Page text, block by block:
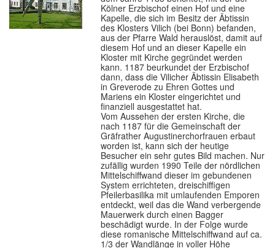
Kölner Erzbischof einen Hof und eine
Kapelle, die sich im Besitz der Äbtissin
des Klosters Vilich (bei Bonn) befanden,
aus der Pfarre Wald herauslöst, damit auf
diesem Hof und an dieser Kapelle ein
Kloster mit Kirche gegründet werden
kann. 1187 beurkundet der Erzbischof
dann, dass die Vilicher Äbtissin Elisabeth
in Greverode zu Ehren Gottes und
Mariens ein Kloster eingerichtet und
finanziell ausgestattet hat.
Vom Aussehen der ersten Kirche, die
nach 1187 für die Gemeinschaft der
Gräfrather Augustinerchorfrauen erbaut
worden ist, kann sich der heutige
Besucher ein sehr gutes Bild machen. Nur
zufällig wurden 1990 Teile der nördlichen
Mittelschiffwand dieser im gebundenen
System errichteten, dreischiffigen
Pfeilerbasilika mit umlaufenden Emporen
entdeckt, weil das die Wand verbergende
Mauerwerk durch einen Bagger
beschädigt wurde. In der Folge wurde
diese romanische Mittelschiffwand auf ca.
1/3 der Wandlänge in voller Höhe